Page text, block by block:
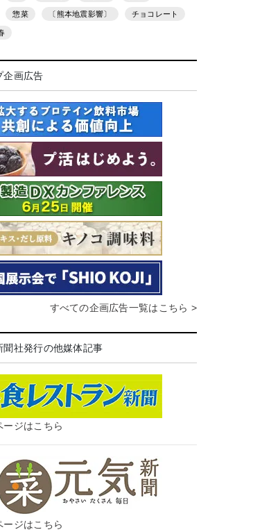
惣菜 〔熊本地震影響〕 チョコレート
企画広告
すべての企画広告一覧はこちら >
聞社発行の他媒体記事
ージはこちら
ージはこちら